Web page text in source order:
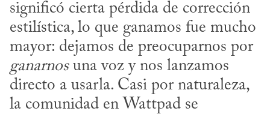
significó cierta pérdida de corrección
estilística, lo que ganamos fue mucho
mayor: dejamos de preocuparnos por
ganarnos una voz y nos lanzamos
directo a usarla. Casi por naturaleza,
la comunidad en Wattpad se